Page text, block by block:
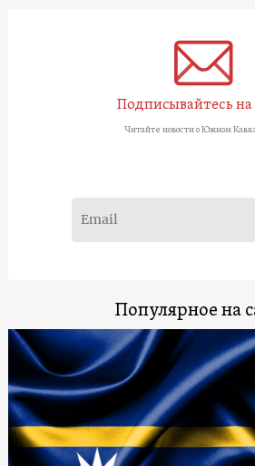
Подписывайтесь на
Читайте новости о Южном
Популярное на